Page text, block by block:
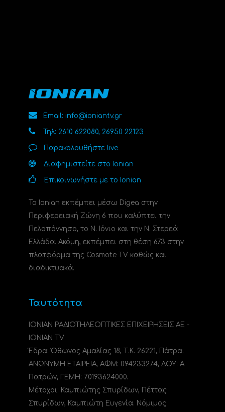
Email: info@ioniantv.gr
Τηλ: 2610 622080, 26950 22123
Παρακολουθήστε live
Διαφημιστείτε στο Ionian
Επικοινωνήστε με το Ionian
Το Ionian εκπέμπει μέσω Digea στην
Περιφερειακή Ζώνη 6 που καλύπτει την
Πελοπόννησο, το N. Ιόνιο και την Ν. Στερεά
Ελλάδα. Ακόμη, εκπέμπει στη θέση 673 στην
πλατφόρμα της Cosmote TV καθώς και
διαδικτυακά.
Ταυτότητα
ΙΟΝΙΑΝ ΡΑΔΙΟΤΗΛΕΟΠΤΙΚΕΣ ΕΠΙΧΕΙΡΗΣΕΙΣ ΑΕ -
IONIAN TV
Έδρα: Όθωνος Αμαλίας 18, Τ.Κ. 26221, Πάτρα.
ΑΝΩΝΥΜΗ ΕΤΑΙΡΕΙΑ, ΑΦΜ: 094233274, ΔΟΥ: A
Πατρών, ΓΕΜΗ: 70193624000.
Μέτοχοι: Καμπιώτης Σπυρίδων, Πέττας
Σπυρίδων, Καμπιώτη Ευγενία. Νόμιμος